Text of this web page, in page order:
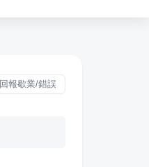
回報歇業/錯誤